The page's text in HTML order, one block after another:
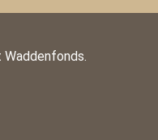
Waddenfonds.